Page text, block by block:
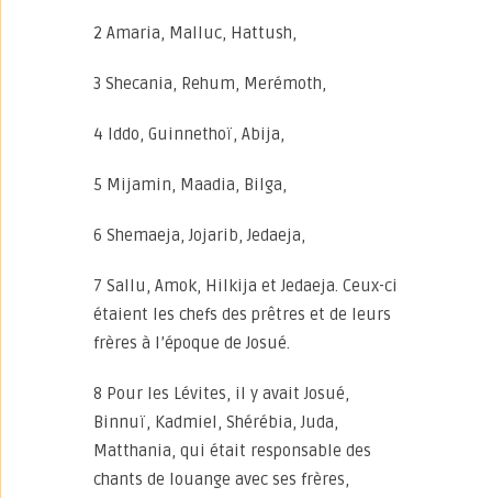
2 Amaria, Malluc, Hattush,
3 Shecania, Rehum, Merémoth,
4 Iddo, Guinnethoï, Abija,
5 Mijamin, Maadia, Bilga,
6 Shemaeja, Jojarib, Jedaeja,
7 Sallu, Amok, Hilkija et Jedaeja. Ceux-ci
étaient les chefs des prêtres et de leurs
frères à l’époque de Josué.
8 Pour les Lévites, il y avait Josué,
Binnuï, Kadmiel, Shérébia, Juda,
Matthania, qui était responsable des
chants de louange avec ses frères,